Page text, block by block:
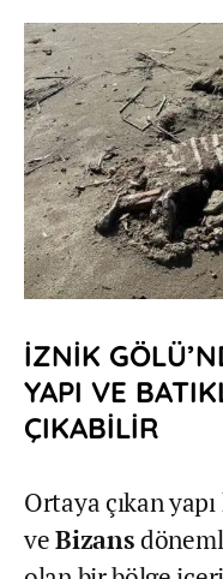
İZNİK
YAPI VE
ÇIKABİLİR
Ortaya çıkan yapı
veBizans